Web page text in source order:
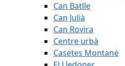
Can Batlle
Can Julià
Can Rovira
Centre urbà
Casetes Montané